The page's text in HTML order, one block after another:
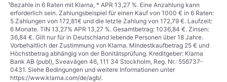
¹Bezahle in 6 Raten mit Klarna, * APR 13,27 %. Eine Anzahlung kann
erforderlich sein. Zahlungsbeispiel für einen Kauf von 1000 € in 6 Raten:
5 Zahlungen von 172,81€ und die letzte Zahlung von 172,79 €. Laufzeit:
6 Monate. TIN 13,27% APR 13,27 %. Gesamtbetrag: 1036,84 €. Zinsen:
36,84 €. Gilt nur für in Deutschland lebende Personen über 18 Jahre.
Vorbehaltlich der Zustimmung von Klarna. Mindestkaufbetrag 25 € und
Höchstbetrag abhängig von der Bonitätsprüfung. Kreditgeber: Klarna
Bank AB (publ), Sveavägen 46, 111 34 Stockholm, Reg. Nr.: 556737-
0431. Siehe Bedingungen und weitere Informationen unter
https://www.klarna.com/de/agb/.